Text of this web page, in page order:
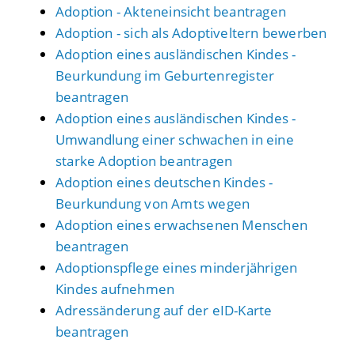
Adoption - Akteneinsicht beantragen
Adoption - sich als Adoptiveltern bewerben
Adoption eines ausländischen Kindes -
Beurkundung im Geburtenregister
beantragen
Adoption eines ausländischen Kindes -
Umwandlung einer schwachen in eine
starke Adoption beantragen
Adoption eines deutschen Kindes -
Beurkundung von Amts wegen
Adoption eines erwachsenen Menschen
beantragen
Adoptionspflege eines minderjährigen
Kindes aufnehmen
Adressänderung auf der eID-Karte
beantragen